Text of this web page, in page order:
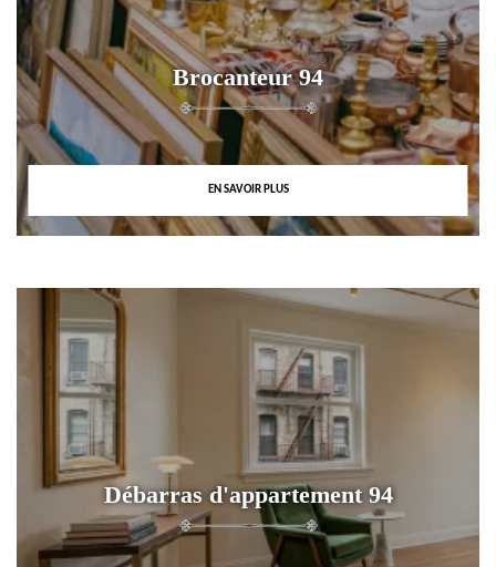
Brocanteur 94
EN SAVOIR PLUS
Débarras d'appartement 94